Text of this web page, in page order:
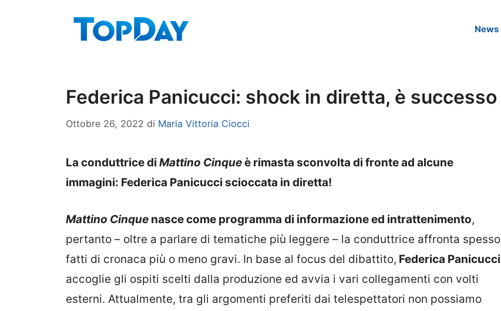
News
Federica Panicucci: shock in diretta, è successo
Ottobre 26, 2022 di Maria Vittoria Ciocci
La conduttrice di Mattino Cinqueè rimasta sconvolta di fronte ad alcune
immagini: Federica Panicucci scioccata in diretta!
Mattino Cinque nasce come programma di informazione ed intrattenimento,
pertanto – oltre a parlare di tematiche più leggere – la conduttrice affronta spesso
fatti di cronaca più o meno gravi. In base al focus del dibattito, Federica Panicucci
accoglie gli ospiti scelti dalla produzione ed avvia i vari collegamenti con volti
esterni. Attualmente, tra gli argomenti preferiti dai telespettatori non possiamo